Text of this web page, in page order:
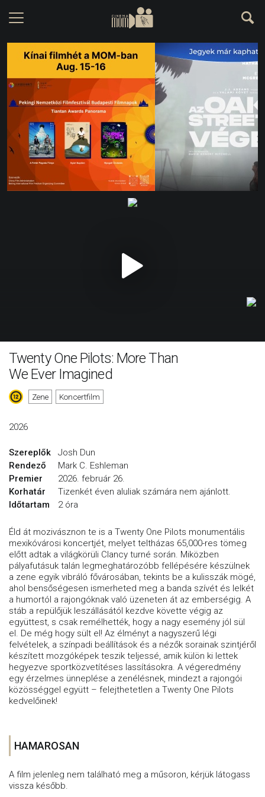
Twenty One Pilots: More Than
We Ever Imagined
Zene Koncertfilm
2026
Szereplők
Josh Dun
Rendező
Mark C. Eshleman
Premier
2026. február 26.
Korhatár
Tizenkét éven aluliak számára nem ajánlott.
Időtartam
2 óra
Éld át mozivásznon te is a Twenty One Pilots monumentális
mexikóvárosi koncertjét, melyet teltházas 65,000-res tömeg
előtt adtak a világkörüli Clancy turné során. Miközben
pályafutásuk talán legmeghatározóbb fellépésére készülnek
a zene egyik vibráló fővárosában, tekints be a kulisszák mögé,
ahol bensőségesen ismerheted meg a banda szívét és lelkét
a humortól a rajongóknak való üzeneten át az emberségig. A
stáb a repülőjük leszállásától kezdve követte végig az
együttest, s csak remélhették, hogy a nagy esemény jól sül
el. De még hogy sült el! Az élményt a nagyszerű légi
felvételek, a színpadi beállítások és a nézők sorainak szintjéről
készített mozgóképek teszik teljessé, amik külön ki lettek
hegyezve sportközvetítéses lassításokra. A végeredmény
egy érzelmes ünneplése a zenélésnek, mindezt a rajongói
közösséggel együtt – felejthetetlen a Twenty One Pilots
kedvelőinek!
HAMAROSAN
A film jelenleg nem található meg a műsoron, kérjük látogass
vissza később.